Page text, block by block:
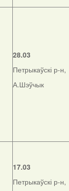
28.03
Петрыкаўскі р-н,
А.Шэўчык
17.03
Петрыкаўскі р-н,